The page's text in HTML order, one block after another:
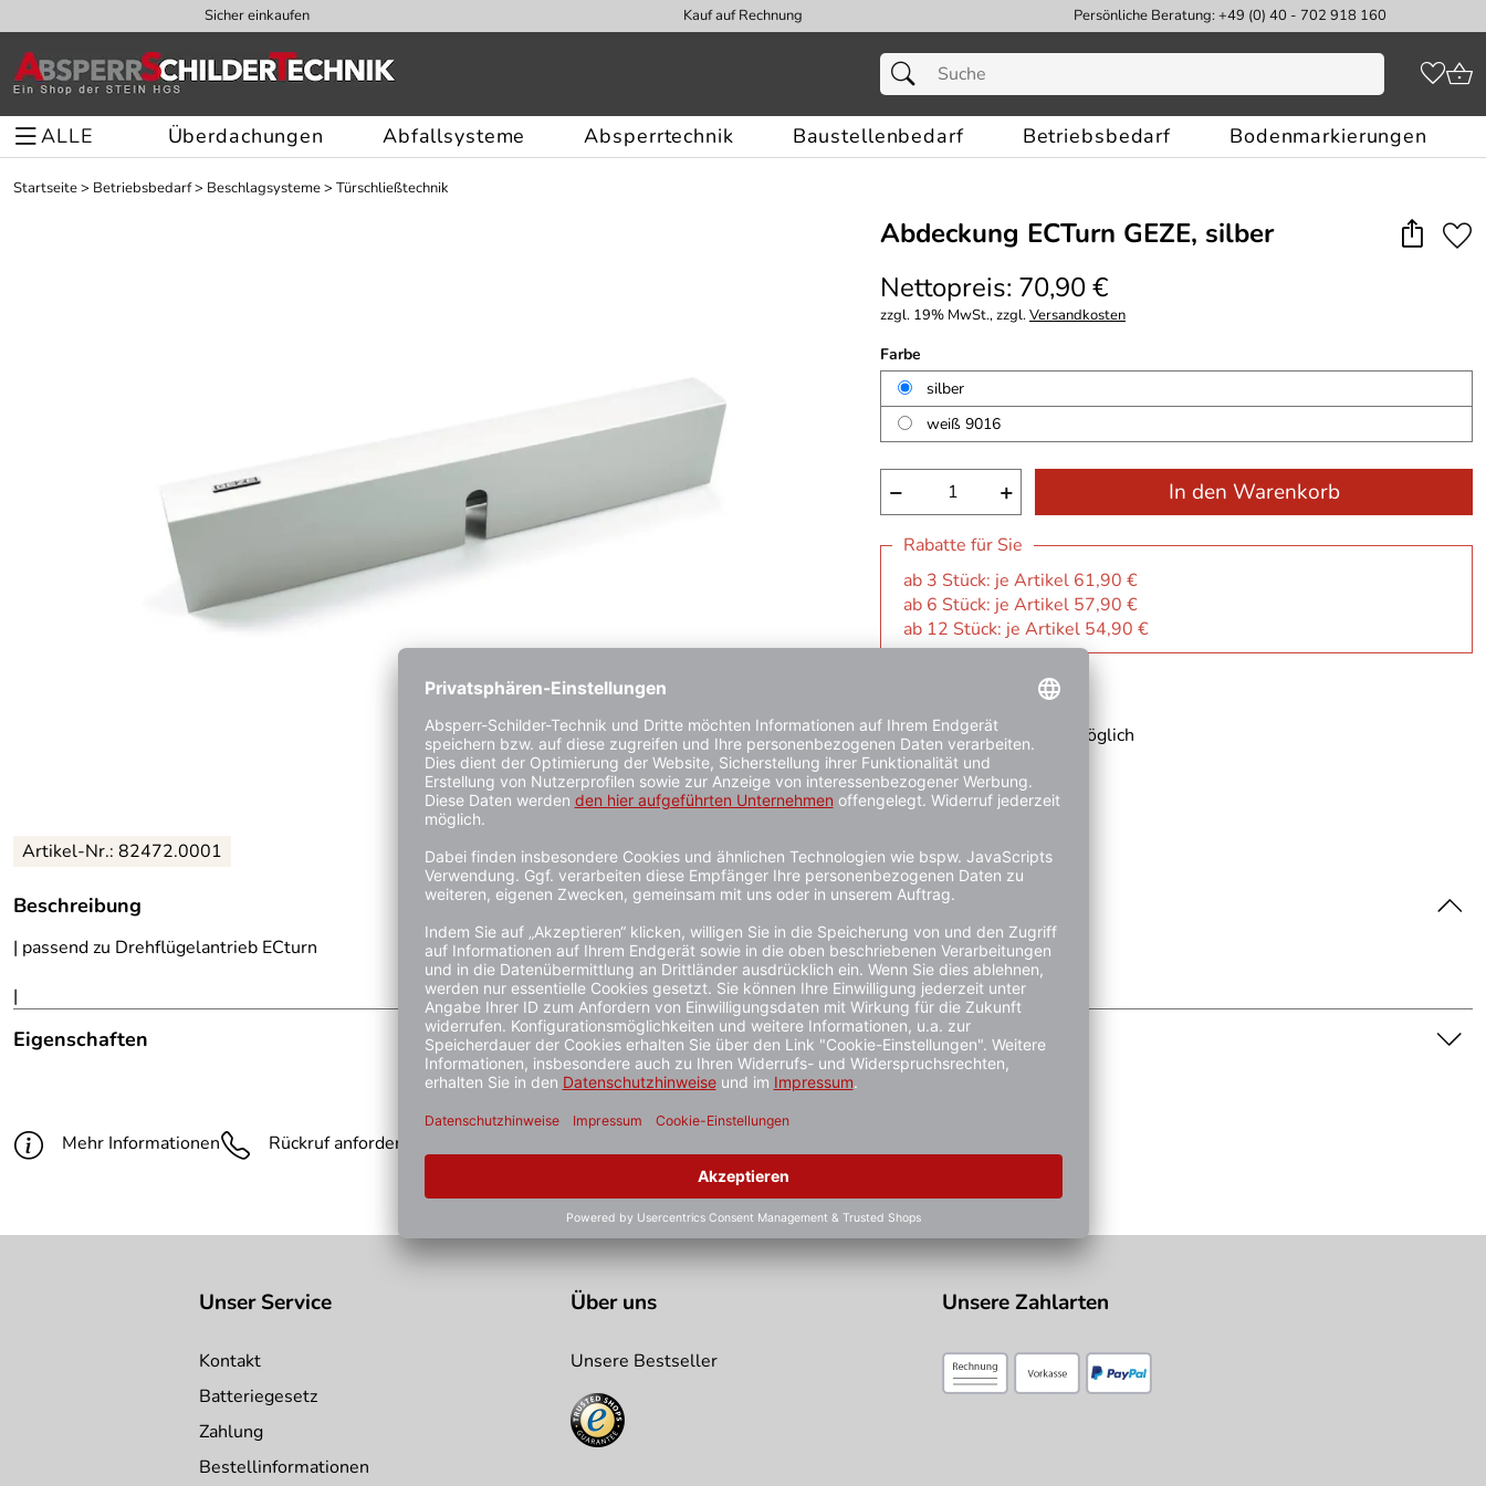
Sicher einkaufen Kauf auf Rechnung Persönliche Beratung: +49 (0) 40 - 702 918 160
ALLE Überdachungen Abfallsysteme Absperrtechnik Baustellenbedarf Betriebsbedarf Bodenmarkierungen
Startseite> Betriebsbedarf> Beschlagsysteme> Türschließtechnik
Abdeckung ECTurn GEZE, silber
Nettopreis: 70,90 €
zzgl. 19% MwSt., zzgl.Versandkosten
Farbe
silber
weiß 9016
− + In den Warenkorb
Rabatte für Sie
ab 3 Stück: je Artikel 61,90 €
ab 6 Stück: je Artikel 57,90 €
ab 12 Stück: je Artikel 54,90 €
Kauf auf Rechnung möglich
Artikel-Nr.: 82472.0001
Beschreibung
| passend zu Drehflügelantrieb ECturn
|
Eigenschaften
Die abgebildete Ware ist beispielhaft zu verstehen und stellt keine verbindliche Produkteigenschaft dar. Bitte beachten Sie die Textbeschreibung.
Farbe:
silber
Mehr Informationen Rückruf anfordern
Unser Service
Kontakt
Batteriegesetz
Zahlung
Bestellinformationen
Über uns
Unsere Bestseller
Unsere Zahlarten